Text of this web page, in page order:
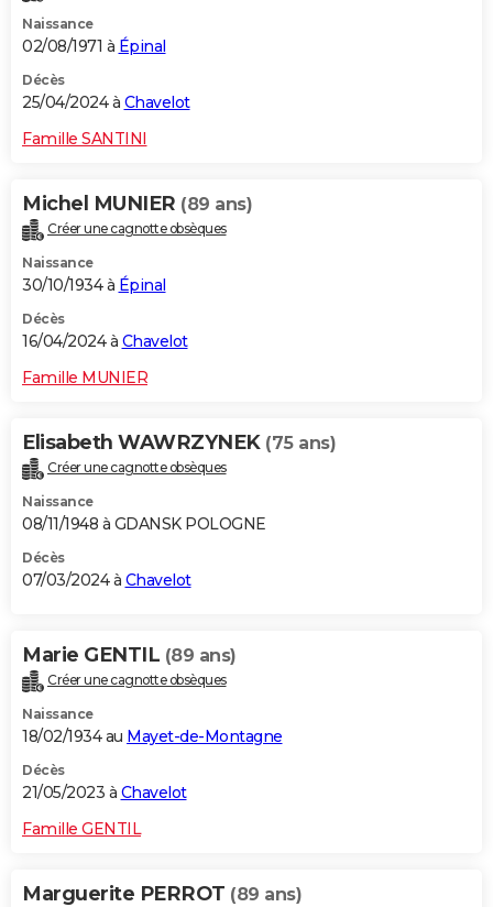
Naissance
02/08/1971 à Épinal
Décès
25/04/2024 à Chavelot
Famille SANTINI
Michel MUNIER (89 ans)
Créer une cagnotte obsèques
Naissance
30/10/1934 à Épinal
Décès
16/04/2024 à Chavelot
Famille MUNIER
Elisabeth WAWRZYNEK (75 ans)
Créer une cagnotte obsèques
Naissance
08/11/1948 à GDANSK POLOGNE
Décès
07/03/2024 à Chavelot
Marie GENTIL (89 ans)
Créer une cagnotte obsèques
Naissance
18/02/1934 au Mayet-de-Montagne
Décès
21/05/2023 à Chavelot
Famille GENTIL
Marguerite PERROT (89 ans)